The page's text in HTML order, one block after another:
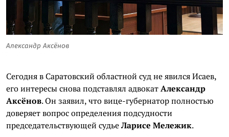
Александр Аксёнов
Сегодня в Саратовский областной суд не явился Исаев,
его интересы снова подставлял адвокатАлександр
Аксёнов. Он заявил, что вице-губернатор полностью
доверяет вопрос определения подсудности
председательствующей судьеЛарисе Мележик.